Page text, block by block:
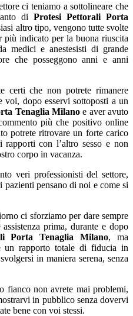
ci teniamo a sottolineare che
di Protesi Pettorali Porta
altro tipo, vengono tutte svolte
più indicato per la buona riuscita
medici e anestesisti di grande
che posseggono anni e anni
certi che non potrete rimanere
voi, dopo esservi sottoposti a un
Tenaglia Milano e aver avuto
più che positivo online
potrete ritrovare un forte carico
con l’altro sesso e non
corpo in vacanza.
veri professionisti del settore,
pensano di noi e come si
ci sforziamo per dare sempre
prima, durante e dopo
Porta Tenaglia Milano, ma
un rapporto totale di fiducia in
in maniera serena, senza
fianco non avrete mai problemi,
in pubblico senza dovervi
bene con voi stessi.